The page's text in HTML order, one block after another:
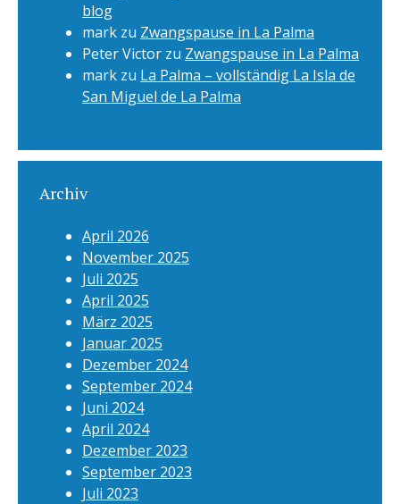
blog
mark zu Zwangspause in La Palma
Peter Victor zu Zwangspause in La Palma
mark zu La Palma – vollständig La Isla de
San Miguel de La Palma
Archiv
April 2026
November 2025
Juli 2025
April 2025
März 2025
Januar 2025
Dezember 2024
September 2024
Juni 2024
April 2024
Dezember 2023
September 2023
Juli 2023